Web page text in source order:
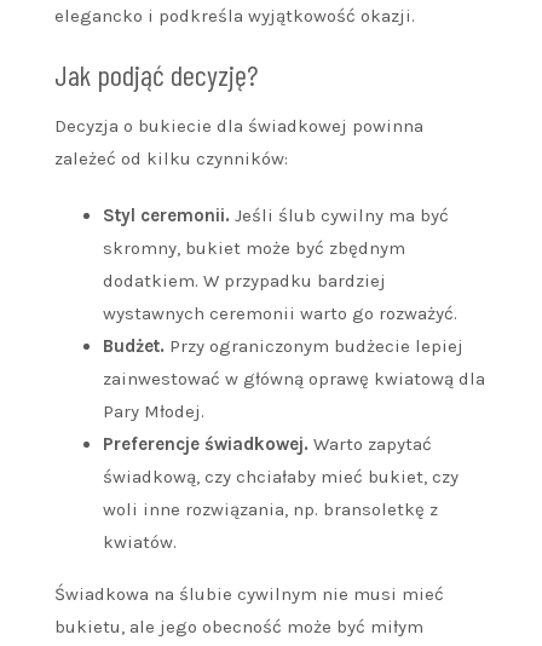
elegancko i podkreśla wyjątkowość okazji.
Jak podjąć decyzję?
Decyzja o bukiecie dla świadkowej powinna
zależeć od kilku czynników:
Styl ceremonii. Jeśli ślub cywilny ma być
skromny, bukiet może być zbędnym
dodatkiem. W przypadku bardziej
wystawnych ceremonii warto go rozważyć.
Budżet. Przy ograniczonym budżecie lepiej
zainwestować w główną oprawę kwiatową dla
Pary Młodej.
Preferencje świadkowej. Warto zapytać
świadkową, czy chciałaby mieć bukiet, czy
woli inne rozwiązania, np. bransoletkę z
kwiatów.
Świadkowa na ślubie cywilnym nie musi mieć
bukietu, ale jego obecność może być miłym